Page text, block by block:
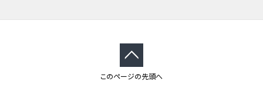
このページの先頭へ